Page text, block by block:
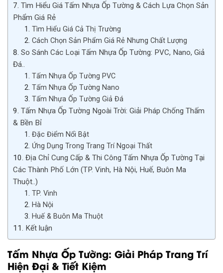
Tìm Hiểu Giá Tấm Nhựa Ốp Tường & Cách Lựa Chọn Sản
Phẩm Giá Rẻ
Tìm Hiểu Giá Cả Thị Trường
Cách Chọn Sản Phẩm Giá Rẻ Nhưng Chất Lượng
So Sánh Các Loại Tấm Nhựa Ốp Tường: PVC, Nano, Giả
Đá..
Tấm Nhựa Ốp Tường PVC
Tấm Nhựa Ốp Tường Nano
Tấm Nhựa Ốp Tường Giả Đá
Tấm Nhựa Ốp Tường Ngoài Trời: Giải Pháp Chống Thấm
& Bền Bỉ
Đặc Điểm Nổi Bật
Ứng Dụng Trong Trang Trí Ngoại Thất
Địa Chỉ Cung Cấp & Thi Công Tấm Nhựa Ốp Tường Tại
Các Thành Phố Lớn (TP. Vinh, Hà Nội, Huế, Buôn Ma
Thuột..)
TP. Vinh
Hà Nội
Huế & Buôn Ma Thuột
Kết luận
Tấm Nhựa Ốp Tường: Giải Pháp Trang Trí
Hiện Đại & Tiết Kiệm